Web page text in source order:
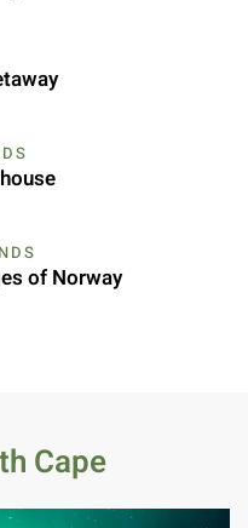
of Norway
Cape